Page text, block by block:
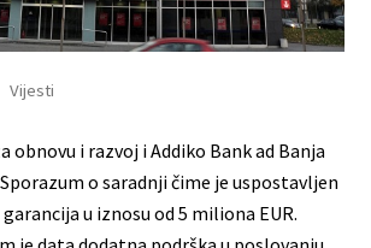
Vijesti
obnovu i razvoj i Addiko Bank ad Banja
o saradnji čime je uspostavljen
u iznosu od 5 miliona EUR.